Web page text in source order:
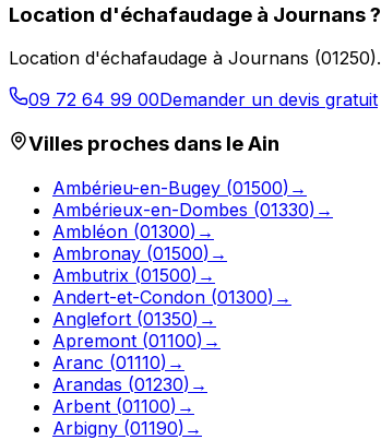
Location d'échafaudage à Journans?
Location d'échafaudage à Journans (01250).
09 72 64 99 00Demander un devis gratuit
Villes proches dans leAin
Ambérieu-en-Bugey (01500) →
Ambérieux-en-Dombes (01330) →
Ambléon (01300) →
Ambronay (01500) →
Ambutrix (01500) →
Andert-et-Condon (01300) →
Anglefort (01350) →
Apremont (01100) →
Aranc (01110) →
Arandas (01230) →
Arbent (01100) →
Arbigny (01190) →